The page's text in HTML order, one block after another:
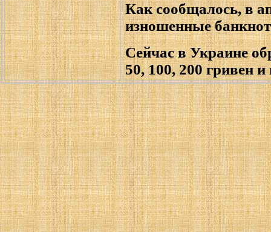
Как сообщалось, в
изношенные
Сейчас в Украине
50, 100, 200 гривен